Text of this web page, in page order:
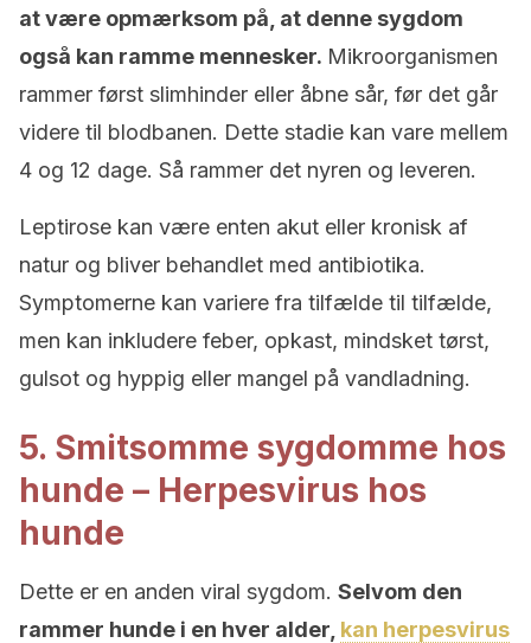
at være opmærksom på, at denne sygdom
også kan ramme mennesker. Mikroorganismen
rammer først slimhinder eller åbne sår, før det går
videre til blodbanen. Dette stadie kan vare mellem
4 og 12 dage. Så rammer det nyren og leveren.
Leptirose kan være enten akut eller kronisk af
natur og bliver behandlet med antibiotika.
Symptomerne kan variere fra tilfælde til tilfælde,
men kan inkludere feber, opkast, mindsket tørst,
gulsot og hyppig eller mangel på vandladning.
5. Smitsomme sygdomme hos
hunde – Herpesvirus hos
hunde
Dette er en anden viral sygdom. Selvom den
rammer hunde i en hver alder, kan herpesvirus